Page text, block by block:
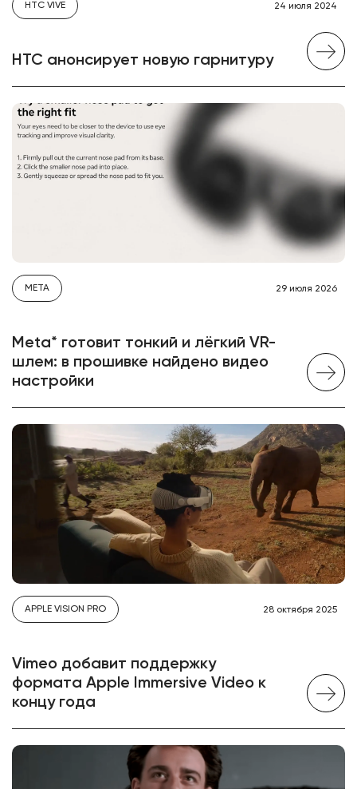
HTC VIVE 24 июля 2024
HTC анонсирует новую гарнитуру
META 29 июля 2026
Meta* готовит тонкий и лёгкий VR-
шлем: в прошивке найдено видео
настройки
APPLE VISION PRO 28 октября 2025
Vimeo добавит поддержку
формата Apple Immersive Video к
концу года